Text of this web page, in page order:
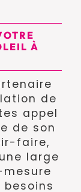
À
de
appel
de son
faire,
large